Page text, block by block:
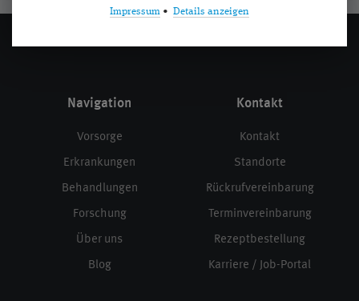
Navigation
Vorsorge
Erkrankungen
Behandlungen
Forschung
Über uns
Blog
Kontakt
Kontakt
Standorte
Rückrufvereinbarung
Terminvereinbarung
Rezeptbestellung
Karriere / Job-Portal
Impressum • Details anzeigen